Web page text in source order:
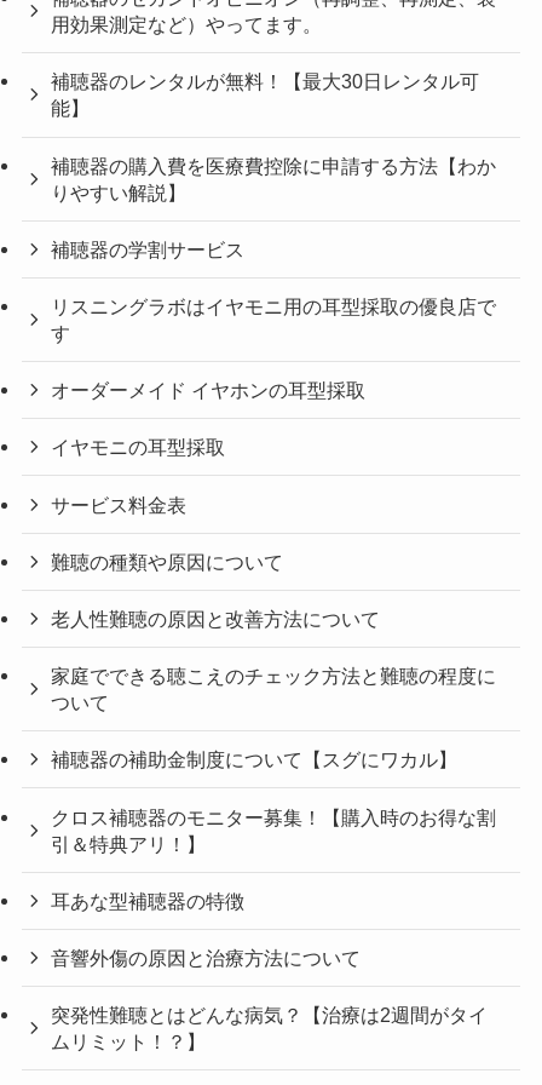
用効果測定など）やってます。
補聴器のレンタルが無料！【最大30日レンタル可
能】
補聴器の購入費を医療費控除に申請する方法【わか
りやすい解説】
補聴器の学割サービス
リスニングラボはイヤモニ用の耳型採取の優良店で
す
オーダーメイド イヤホンの耳型採取
イヤモニの耳型採取
サービス料金表
難聴の種類や原因について
老人性難聴の原因と改善方法について
家庭でできる聴こえのチェック方法と難聴の程度に
ついて
補聴器の補助金制度について【スグにワカル】
クロス補聴器のモニター募集！【購入時のお得な割
引＆特典アリ！】
耳あな型補聴器の特徴
音響外傷の原因と治療方法について
突発性難聴とはどんな病気？【治療は2週間がタイ
ムリミット！？】